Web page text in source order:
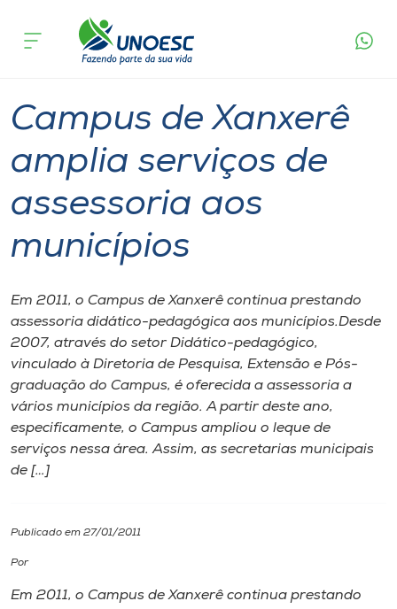
Cursos
Atendimento ao Estudante
Portal de Ensino
A
Unoesc
Internacionalização
I.nova
Cultura
CPA
acontece
Campus de Xanxerê
amplia serviços de
assessoria aos
municípios
Em 2011, o Campus de Xanxerê continua prestando
assessoria didático-pedagógica aos municípios.Desde
2007, através do setor Didático-pedagógico,
vinculado à Diretoria de Pesquisa, Extensão e Pós-
graduação do Campus, é oferecida a assessoria a
vários municípios da região. A partir deste ano,
especificamente, o Campus ampliou o leque de
serviços nessa área. Assim, as secretarias municipais
de […]
Publicado em 27/01/2011
Por
Em 2011, o Campus de Xanxerê continua prestando